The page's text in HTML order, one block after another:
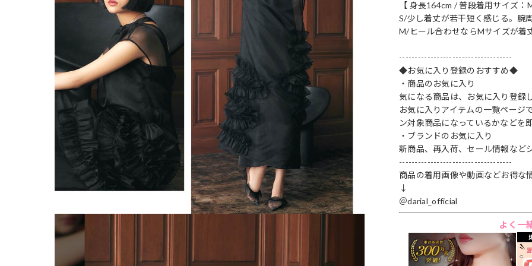
【 身長164cm / 普段着用サイズ：
S/少し着丈が若干短く感じる。腕
M/ヒール合わせならMサイズが着
------------------------------------
◆お気に入り登録のおすすめ◆
・商品のお気に入り
気になる商品は、お気に入り登録
お気に入りアイテムの一覧ページ
ン対象商品になっているかなどを
・ブランドのお気に入り
新商品、再入荷、セール情報など
------------------------------------
商品の着用画像や動画などお得な
↓
＠darial_official
よく一